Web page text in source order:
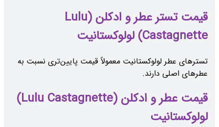
قیمت تستر عطر و ادکلن (Lulu
Castagnette) لولوکستانیت
تسترهای عطر لولوکستانیت معمولاً قیمت پایین‌تری نسبت به
عطرهای اصلی دارند.
قیمت عطر و ادکلن (Lulu Castagnette)
لولوکستانیت